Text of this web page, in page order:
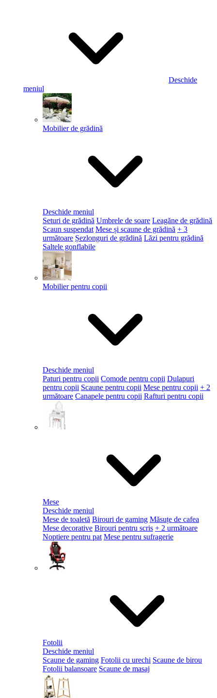
Deschide
meniul
Mobilier de grădină
Deschide meniul
Seturi de grădină Umbrele de soare Leagăne de grădină
Scaun suspendat Mese și scaune de grădină + 3
următoare Șezlonguri de grădină Lăzi pentru grădină
Saltele gonflabile
Mobilier pentru copii
Deschide meniul
Paturi pentru copii Comode pentru copii Dulapuri
pentru copii Scaune pentru copii Mese pentru copii + 2
următoare Canapele pentru copii Rafturi pentru copii
Mese
Deschide meniul
Mese de toaletă Birouri de gaming Măsuțe de cafea
Mese decorative Birouri pentru scris + 2 următoare
Noptiere pentru pat Mese pentru sufragerie
Fotolii
Deschide meniul
Scaune de gaming Fotolii cu urechi Scaune de birou
Fotolii balansoare Scaune de masaj